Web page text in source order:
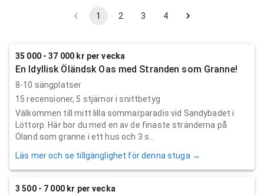
1 2 3 4
35 000 - 37 000 kr per vecka
En Idyllisk Öländsk Oas med Stranden som Granne!
8-10 sängplatser
15 recensioner, 5 stjärnor i snittbetyg
Välkommen till mitt lilla sommarparadis vid Sandybadet i
Löttorp. Här bor du med en av de finaste stränderna på
Öland som granne i ett hus och 3 s...
Läs mer och se tillgänglighet för denna stuga →
3 500 - 7 000 kr per vecka